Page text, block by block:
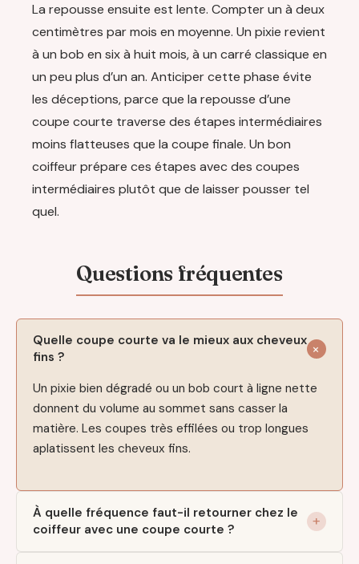
La repousse ensuite est lente. Compter un à deux
centimètres par mois en moyenne. Un pixie revient
à un bob en six à huit mois, à un carré classique en
un peu plus d’un an. Anticiper cette phase évite
les déceptions, parce que la repousse d’une
coupe courte traverse des étapes intermédiaires
moins flatteuses que la coupe finale. Un bon
coiffeur prépare ces étapes avec des coupes
intermédiaires plutôt que de laisser pousser tel
quel.
Quelle coupe courte va le mieux aux cheveux
fins ?
Un pixie bien dégradé ou un bob court à ligne nette
donnent du volume au sommet sans casser la
matière. Les coupes très effilées ou trop longues
aplatissent les cheveux fins.
À quelle fréquence faut-il retourner chez le
coiffeur avec une coupe courte ?